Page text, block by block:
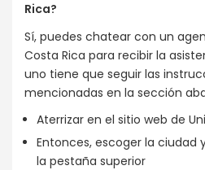
Rica?
Sí, puedes chatear con un
Costa Rica para recibir la
uno tiene que seguir las
mencionadas en la sección
Aterrizar en el sitio web de
Entonces, escoger la ciudad
la pestaña superior